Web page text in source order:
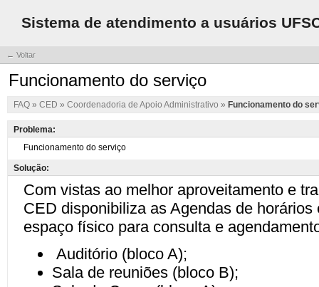
Sistema de atendimento a usuários
← Voltar
Funcionamento do serviço
FAQ » CED » Coordenadoria de Apoio Administrativo » Funcionamento do
Problema:
Solução: